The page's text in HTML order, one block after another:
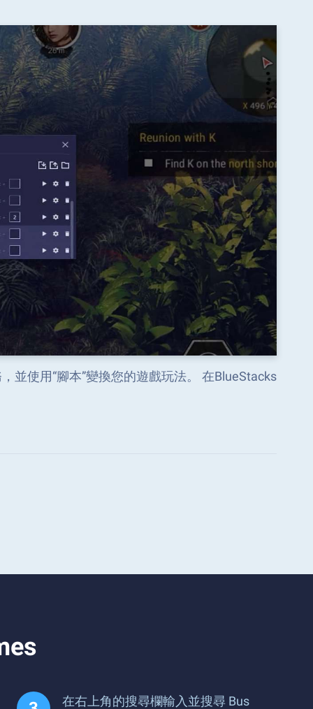
並使用“腳本”變換您的遊戲玩法。 在BlueStacks
在右上角的搜尋欄輸入並搜尋 Bus